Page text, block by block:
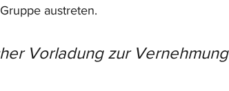
austreten.
Vorladung zur